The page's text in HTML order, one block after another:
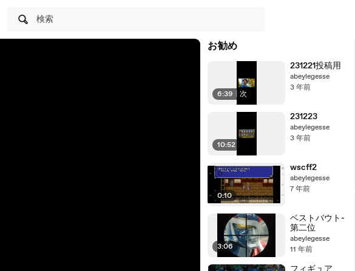
検索
お勧め
6:39 次
231221投稿用
abeylegesse
3 年前
10:52
231223
abeylegesse
3 年前
0:10
wscff2
abeylegesse
7 年前
3:06
ベストバウト-
第二位
abeylegesse
11 年前